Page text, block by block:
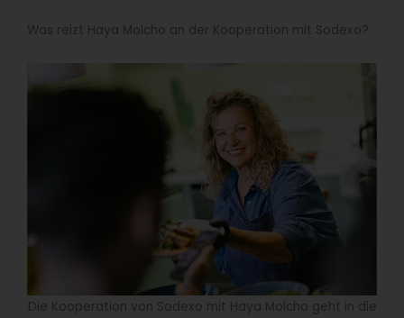
Was reizt Haya Molcho an der Kooperation mit Sodexo?
Die Kooperation von Sodexo mit Haya Molcho geht in die